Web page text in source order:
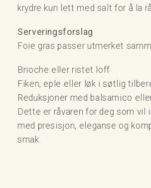
krydre kun lett med salt for å la
Serveringsforslag
Foie gras passer utmerket
Brioche eller ristet loff
Fiken, eple eller løk i søtlig
Reduksjoner med balsamico
Dette er råvaren for deg som vil
med presisjon, eleganse og
smak.